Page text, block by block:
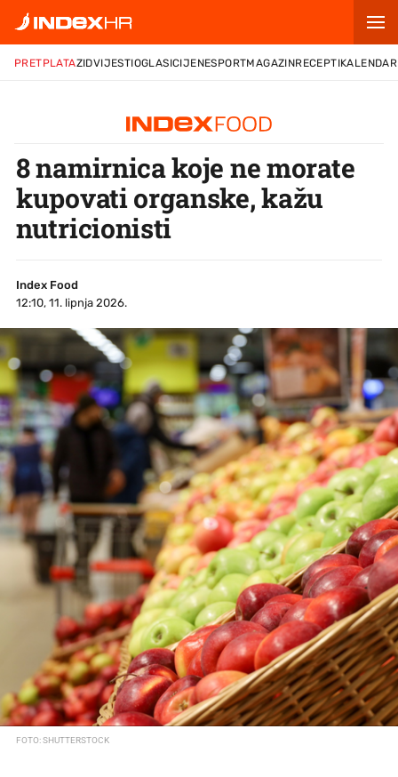
PRETPLATAZIDVIJESTIOGLASICIJENESPORTMAGAZINRECEPTIKALENDAR
8 namirnica koje ne morate
kupovati organske, kažu
nutricionisti
Index Food
12:10, 11. lipnja 2026.
FOTO: SHUTTERSTOCK